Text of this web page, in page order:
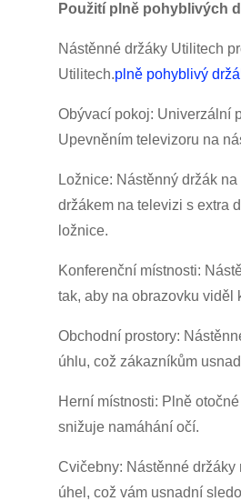
Použití plně pohyblivých
Nástěnné držáky Utilitech
Utilitech.plně pohyblivý
Obývací pokoj: Univerzální
Upevněním televizoru na
Ložnice: Nástěnný držák
držákem na televizi s extra
ložnice.
Konferenční místnosti:
tak, aby na obrazovku viděl
Obchodní prostory:
úhlu, což zákazníkům
Herní místnosti: Plně
snižuje namáhání očí.
Cvičebny: Nástěnné
úhel, což vám usnadní